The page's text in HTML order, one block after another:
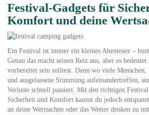
Festival-Gadgets für
Komfort und deine
Ein Festival ist immer ein kleines Abenteuer –
Genau das macht seinen Reiz aus, aber es
vorbereitet sein solltest. Denn wo viele Menschen,
und ausgelassene Stimmung aufeinandertreffen,
Verluste schnell passiert. Mit den richtigen
Sicherheit und Komfort kannst du jedoch
an deine Wertsachen oder das Wetter denken zu